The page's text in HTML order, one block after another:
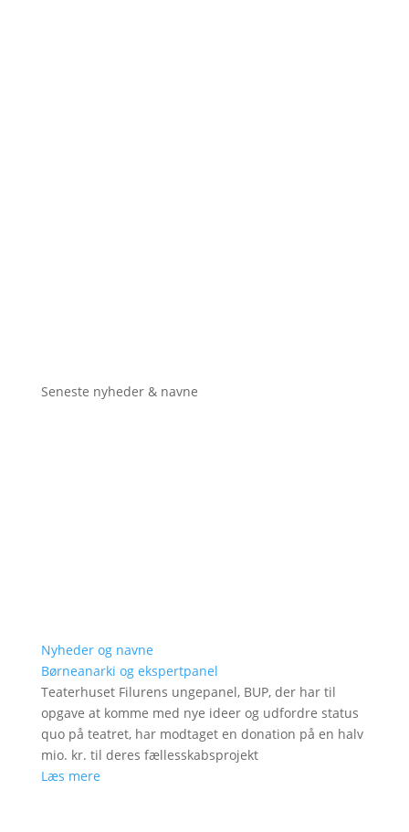
Seneste nyheder & navne
Nyheder og navne
Børneanarki og ekspertpanel
Teaterhuset Filurens ungepanel, BUP, der har til
opgave at komme med nye ideer og udfordre status
quo på teatret, har modtaget en donation på en halv
mio. kr. til deres fællesskabsprojekt
Læs mere